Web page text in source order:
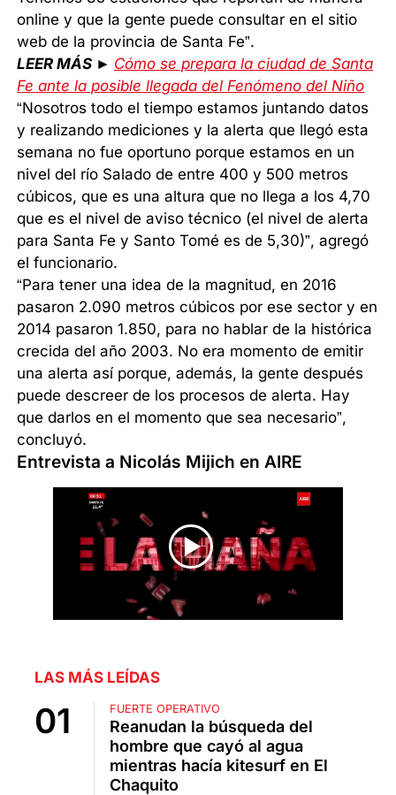
online y que la gente puede consultar en el sitio
web de la provincia de Santa Fe”.
LEER MÁS ► Cómo se prepara la ciudad de Santa
Fe ante la posible llegada del Fenómeno del Niño
“Nosotros todo el tiempo estamos juntando datos
y realizando mediciones y la alerta que llegó esta
semana no fue oportuno porque estamos en un
nivel del río Salado de entre 400 y 500 metros
cúbicos, que es una altura que no llega a los 4,70
que es el nivel de aviso técnico (el nivel de alerta
para Santa Fe y Santo Tomé es de 5,30)”, agregó
el funcionario.
“Para tener una idea de la magnitud, en 2016
pasaron 2.090 metros cúbicos por ese sector y en
2014 pasaron 1.850, para no hablar de la histórica
crecida del año 2003. No era momento de emitir
una alerta así porque, además, la gente después
puede descreer de los procesos de alerta. Hay
que darlos en el momento que sea necesario”,
concluyó.
Entrevista a Nicolás Mijich en AIRE
LAS MÁS LEÍDAS
FUERTE OPERATIVO
Reanudan la búsqueda del
hombre que cayó al agua
mientras hacía kitesurf en El
Chaquito